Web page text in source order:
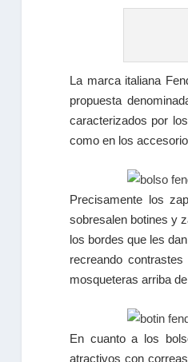
La marca italiana
propuesta
caracterizados por
como en los
Precisamente los
sobresalen botines y
los bordes que les
recreando
mosqueteras arriba
En cuanto a los
atractivos con